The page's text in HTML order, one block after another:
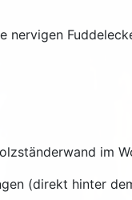
nervigen
im
(direkt hinter